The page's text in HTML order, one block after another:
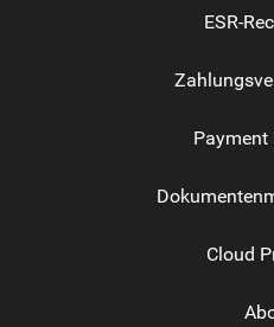
ESR-
Payment
Cloud